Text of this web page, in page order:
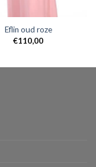
Eflin oud roze
€110,00